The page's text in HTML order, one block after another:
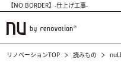
【NO BORDER】-仕上げ工事-
リノベーションTOP 読みもの